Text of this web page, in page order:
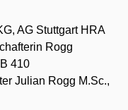
AG Stuttgart HRA
Rogg
410
Julian Rogg M.Sc.,